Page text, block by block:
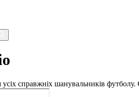
справжніх шанувальників